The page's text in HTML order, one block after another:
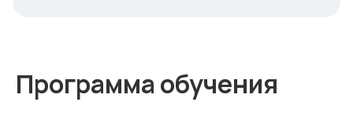
Программа обучения